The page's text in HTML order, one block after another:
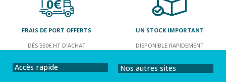
FRAIS DE PORT OFFERTS
DÈS 350€ HT D'ACHAT
UN STOCK IMPORTANT
DISPONIBLE RAPIDEMENT
Accès rapide Nos autres sites